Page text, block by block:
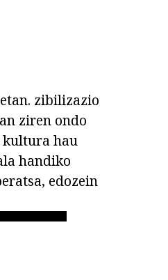
zibilizazio
ziren ondo
kultura hau
handiko
edozein